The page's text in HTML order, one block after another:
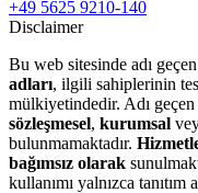
+49 5625 9210-140
Disclaimer
Bu web sitesinde adı geçen
adları, ilgili sahiplerinin
mülkiyetindedir. Adı
sözleşmesel, kurumsal
bulunmamaktadır.
bağımsız olarak
kullanımı yalnızca tanıtım